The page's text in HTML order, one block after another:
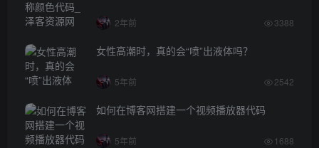
2年前 3388
女性高潮时，真的会“喷”出液体吗？
5年前 2542
如何在博客网搭建一个视频播放器代码
5年前 1688